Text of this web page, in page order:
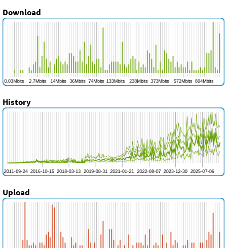
Download
History
Upload